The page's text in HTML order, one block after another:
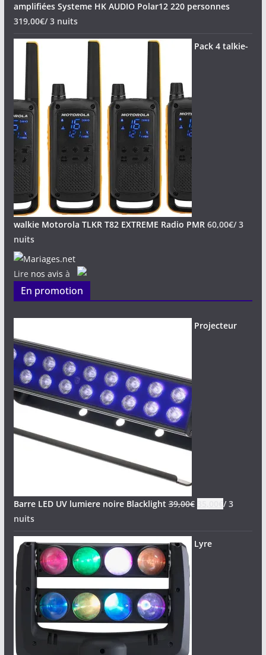
amplifiées Systeme HK AUDIO Polar12 220 personnes
319,00€/ 3 nuits
Pack 4 talkie-
walkie Motorola TLKR T82 EXTREME Radio PMR 60,00€/ 3
nuits
Lire nos avis à
En promotion
Projecteur
Barre LED UV lumiere noire Blacklight 39,00€
/ 3
nuits
Lyre